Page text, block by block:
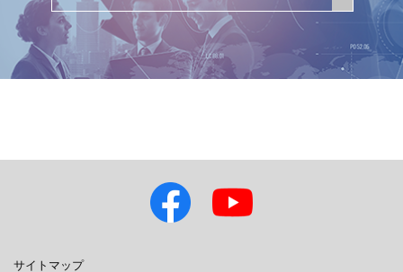
サイトマップ